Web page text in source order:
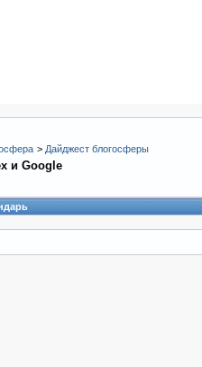
> Дайджест блогосферы
и Google